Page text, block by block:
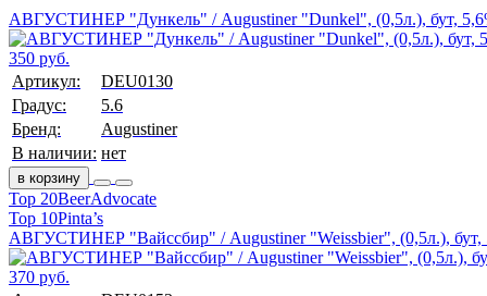
АВГУСТИНЕР "Дункель" / Augustiner "Dunkel", (0,5л.), бут,
350 руб.
Артикул:
DEU0130
Градус:
5.6
Бренд:
Augustiner
В наличии: нет
в корзину
Top 20BeerAdvocate
Top 10Pinta’s
АВГУСТИНЕР "Вайссбир" / Augustiner "Weissbier", (0,5л.), бут,
370 руб.